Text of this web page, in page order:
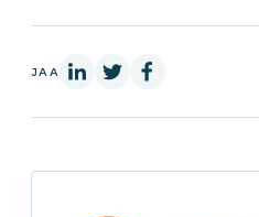
JAA LinkedInissä
X:ssäFacebookissa